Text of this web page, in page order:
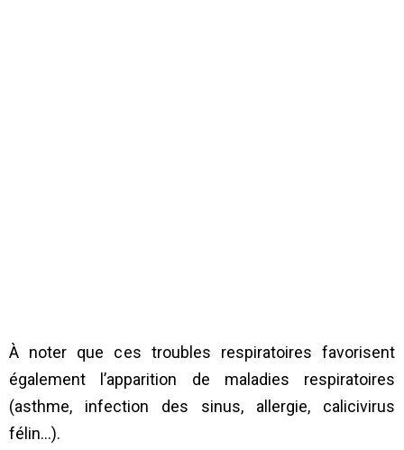
À noter que ces troubles respiratoires favorisent
également l’apparition de maladies respiratoires
(asthme, infection des sinus, allergie, calicivirus
félin…).